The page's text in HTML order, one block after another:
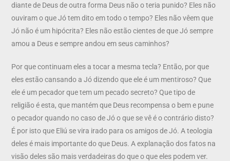
diante de Deus de outra forma Deus não o teria punido? Eles não
ouviram o que Jó tem dito em todo o tempo? Eles não vêem que
Jó não é um hipócrita? Eles não estão cientes de que Jó sempre
amou a Deus e sempre andou em seus caminhos?
Por que continuam eles a tocar a mesma tecla? Então, por que
eles estão cansando a Jó dizendo que ele é um mentiroso? Que
ele é um pecador que tem um pecado secreto? Que tipo de
religião é esta, que mantém que Deus recompensa o bem e pune
o pecador quando no caso de Jó o que se vê é o contrário disto?
É por isto que Eliú se vira irado para os amigos de Jó. A teologia
deles é mais importante do que Deus. A explanação dos fatos na
visão deles são mais verdadeiras do que o que eles podem ver.